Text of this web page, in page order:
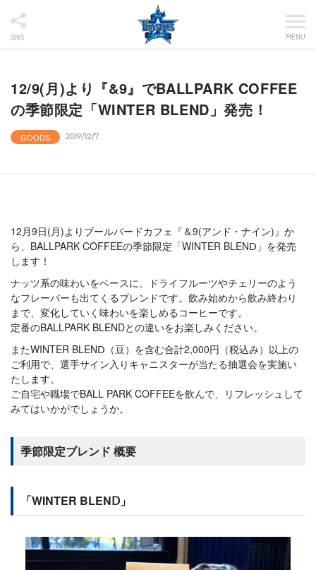
SNS MENU
12/9(月)より『&9』でBALLPARK COFFEE
の季節限定「WINTER BLEND」発売！
GOODS 2019/12/7
12月9日(月)よりブールバードカフェ『＆9(アンド・ナイン)』か
ら、BALLPARK COFFEEの季節限定「WINTER BLENⅮ」を発売
します！
ナッツ系の味わいをベースに、ドライフルーツやチェリーのよう
なフレーバーも出てくるブレンドです。飲み始めから飲み終わり
まで、変化していく味わいを楽しめるコーヒーです。
定番のBALLPARK BLENDとの違いをお楽しみください。
またWINTER BLENⅮ（豆）を含む合計2,000円（税込み）以上の
ご利用で、選手サイン入りキャニスターが当たる抽選会を実施い
たします。
ご自宅や職場でBALL PARK COFFEEを飲んで、リフレッシュして
みてはいかがでしょうか。
季節限定ブレンド 概要
「WINTER BLENⅮ」